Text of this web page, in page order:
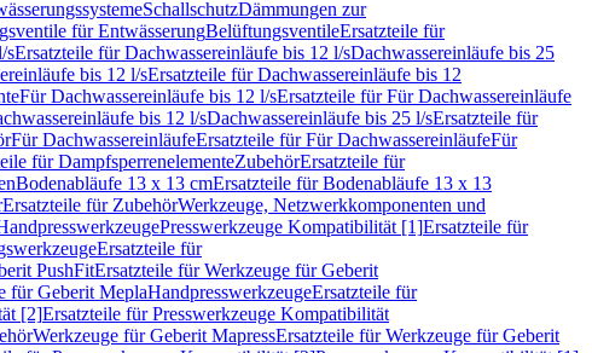
SchallschutzDämmungen zur
für EntwässerungBelüftungsventileErsatzteile für
sErsatzteile für Dachwassereinläufe bis 12 l/sDachwassereinläufe bis 25
bis 12 l/sErsatzteile für Dachwassereinläufe bis 12
Für Dachwassereinläufe bis 12 l/sErsatzteile für Für Dachwassereinläufe
bis 12 l/sDachwassereinläufe bis 25 l/sErsatzteile für
Für DachwassereinläufeErsatzteile für Für DachwassereinläufeFür
für DampfsperrenelementeZubehörErsatzteile für
Bodenabläufe 13 x 13 cmErsatzteile für Bodenabläufe 13 x 13
Ersatzteile für ZubehörWerkzeuge, Netzwerkkomponenten und
Presswerkzeuge Kompatibilität [1]Ersatzteile für
Ersatzteile für
PushFitErsatzteile für Werkzeuge für Geberit
für Geberit MeplaHandpresswerkzeugeErsatzteile für
[2]Ersatzteile für Presswerkzeuge Kompatibilität
Werkzeuge für Geberit MapressErsatzteile für Werkzeuge für Geberit